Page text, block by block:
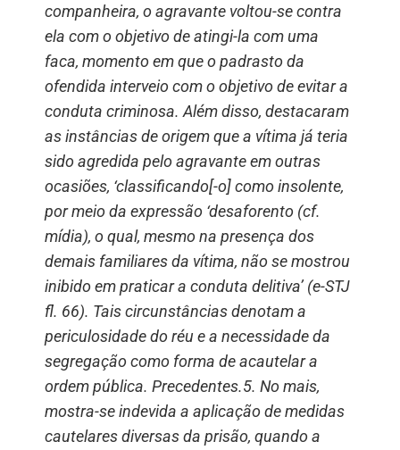
companheira, o agravante voltou-se contra
ela com o objetivo de atingi-la com uma
faca, momento em que o padrasto da
ofendida interveio com o objetivo de evitar a
conduta criminosa. Além disso, destacaram
as instâncias de origem que a vítima já teria
sido agredida pelo agravante em outras
ocasiões, ‘classificando[-o] como insolente,
por meio da expressão ‘desaforento (cf.
mídia), o qual, mesmo na presença dos
demais familiares da vítima, não se mostrou
inibido em praticar a conduta delitiva’ (e-STJ
fl. 66). Tais circunstâncias denotam a
periculosidade do réu e a necessidade da
segregação como forma de acautelar a
ordem pública. Precedentes.5. No mais,
mostra-se indevida a aplicação de medidas
cautelares diversas da prisão, quando a